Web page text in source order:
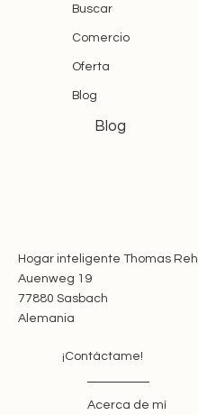
Buscar
Comercio
Oferta
Blog
Blog
Hogar inteligente Thomas Reh
Auenweg 19
77880 Sasbach
Alemania
¡Contáctame!
Acerca de mí